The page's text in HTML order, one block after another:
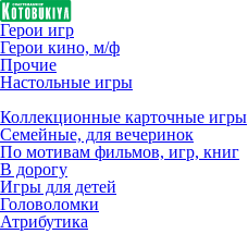
Герои игр
Герои кино, м/ф
Прочие
Настольные игры
Коллекционные карточные игры
Семейные, для вечеринок
По мотивам фильмов, игр, книг
В дорогу
Игры для детей
Головоломки
Атрибутика